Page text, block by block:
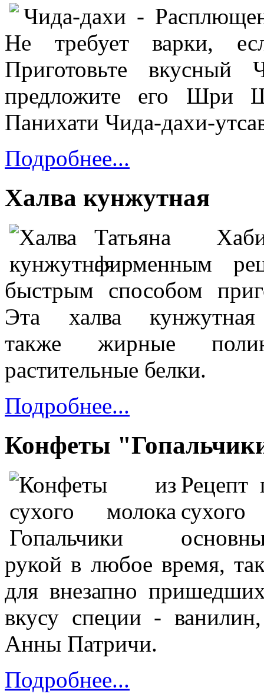
Чида-дахи -
Не требует варки,
Приготовьте
предложите его Шри
Панихати Чида-дахи-
Подробнее...
Халва кунжутная
Татьяна
фирменным
быстрым способом
Эта халва
также жирные
растительные белки.
Подробнее...
Конфеты
Рецепт
рукой в любое время,
для внезапно
вкусу специи -
Анны Патричи.
Подробнее...